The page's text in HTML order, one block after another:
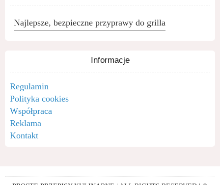
Najlepsze, bezpieczne przyprawy do grilla
Informacje
Regulamin
Polityka cookies
Współpraca
Reklama
Kontakt